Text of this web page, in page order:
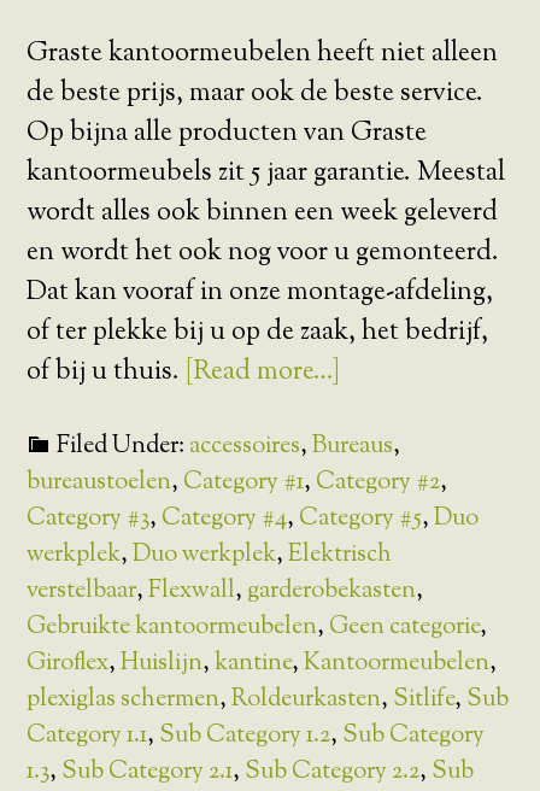
Graste kantoormeubelen heeft niet alleen
de beste prijs, maar ook de beste service.
Op bijna alle producten van Graste
kantoormeubels zit 5 jaar garantie. Meestal
wordt alles ook binnen een week geleverd
en wordt het ook nog voor u gemonteerd.
Dat kan vooraf in onze montage-afdeling,
of ter plekke bij u op de zaak, het bedrijf,
of bij u thuis. [Read more…]
Filed Under: accessoires,Bureaus,
bureaustoelen, Category #1, Category #2,
Category #3, Category #4, Category #5,Duo
werkplek,Duo werkplek,Elektrisch
verstelbaar,Flexwall, garderobekasten,
Gebruikte kantoormeubelen, Geen categorie,
Giroflex,Huislijn,kantine,Kantoormeubelen,
plexiglas schermen,Roldeurkasten, Sitlife, Sub
Category 1.1, Sub Category 1.2, Sub Category
1.3, Sub Category 2.1, Sub Category 2.2, Sub